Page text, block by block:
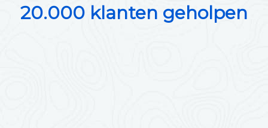
20.000 klanten geholpen